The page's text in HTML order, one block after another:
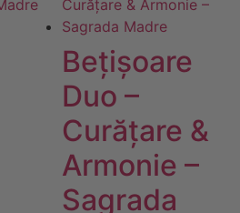
Bețișoare
Duo –
Curățare &
Armonie –
Sagrada